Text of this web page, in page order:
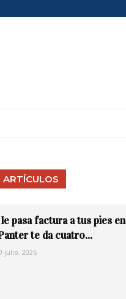
ARTÍCULOS
pasa factura a tus pies en
te da cuatro...
julio, 2026